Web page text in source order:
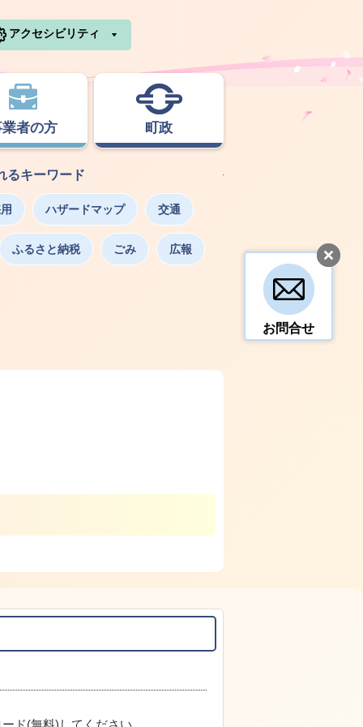
アクセシビリティ
者の方 町政
るキーワード
ハザードマップ 交通
ふるさと納税 ごみ 広報
お問合せ